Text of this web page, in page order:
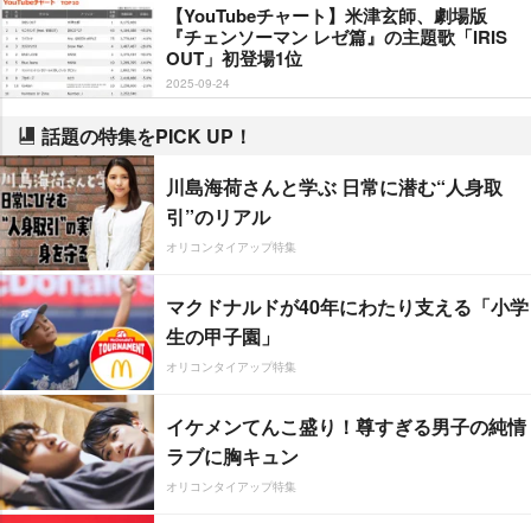
【YouTubeチャート】米津玄師、劇場版
『チェンソーマン レゼ篇』の主題歌「IRIS
OUT」初登場1位
2025-09-24
話題の特集をPICK UP！
川島海荷さんと学ぶ 日常に潜む“人身取
引”のリアル
オリコンタイアップ特集
マクドナルドが40年にわたり支える「小学
生の甲子園」
オリコンタイアップ特集
イケメンてんこ盛り！尊すぎる男子の純情
ラブに胸キュン
オリコンタイアップ特集